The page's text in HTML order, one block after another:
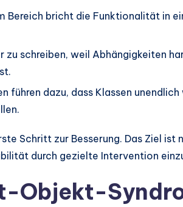
Bereich bricht die Funktionalität in
zu schreiben, weil Abhängigkeiten
führen dazu, dass Klassen unendlich
Schritt zur Besserung. Das Ziel ist
durch gezielte Intervention
Objekt-